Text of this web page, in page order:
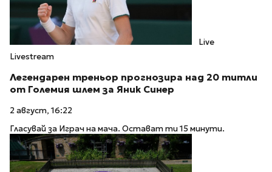
Live
Livestream
Легендарен треньор прогнозира над 20 титли
от Големия шлем за Яник Синер
2 август, 16:22
Гласувай за Играч на мача. Остават ти 15 минути.